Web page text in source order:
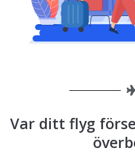
Var ditt flyg